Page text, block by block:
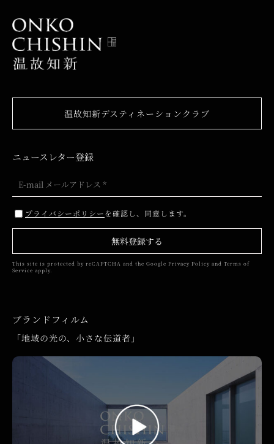
温故知新デスティネーションクラブ
ニュースレター登録
プライバシーポリシーを確認し、同意します。
無料登録する
This site is protected by reCAPTCHA and the Google Privacy Policy and Terms of
Service apply.
ブランドフィルム
「地域の光の、小さな伝道者」